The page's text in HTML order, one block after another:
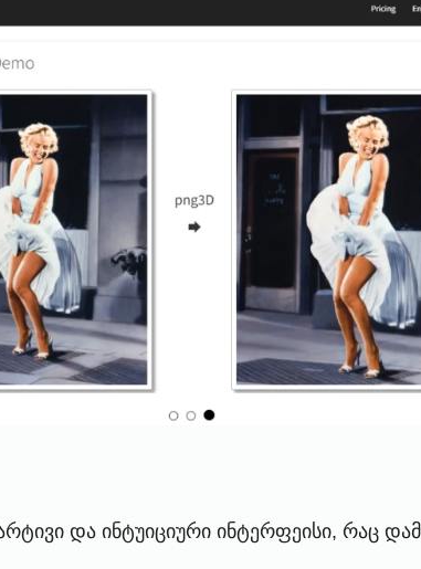
და ინტუიციური ინტერფეისი, რაც